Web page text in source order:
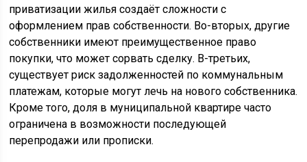
приватизации жилья создаёт сложности с
оформлением прав собственности. Во-вторых, другие
собственники имеют преимущественное право
покупки, что может сорвать сделку. В-третьих,
существует риск задолженностей по коммунальным
платежам, которые могут лечь на нового собственника.
Кроме того, доля в муниципальной квартире часто
ограничена в возможности последующей
перепродажи или прописки.